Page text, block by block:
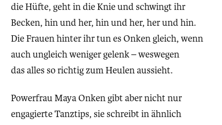
die Hüfte, geht in die Knie und schwingt ihr
Becken, hin und her, hin und her, her und hin.
Die Frauen hinter ihr tun es Onken gleich, wenn
auch ungleich weniger gelenk – weswegen
das alles so richtig zum Heulen aussieht.
Powerfrau Maya Onken gibt aber nicht nur
engagierte Tanztips, sie schreibt in ähnlich